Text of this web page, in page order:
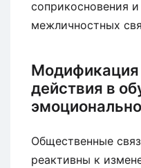
соприкосновения
межличностных
действия в
Общественные
реактивны к